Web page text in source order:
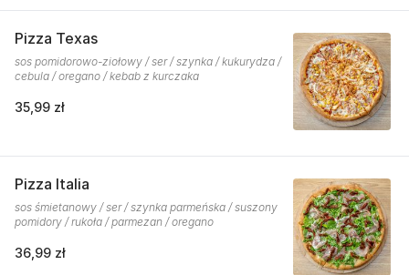
Pizza Texas
sos pomidorowo-ziołowy / ser / szynka / kukurydza /
cebula / oregano / kebab z kurczaka
35,99 zł
Pizza Italia
sos śmietanowy / ser / szynka parmeńska / suszony
pomidory / rukoła / parmezan / oregano
36,99 zł